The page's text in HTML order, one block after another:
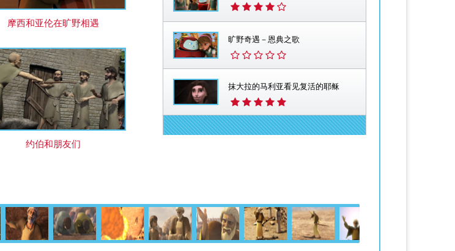
摩西和亚伦在旷野相遇
约伯和朋友们
旷野奇遇－恩典之歌
抹大拉的马利亚看见复活的耶稣